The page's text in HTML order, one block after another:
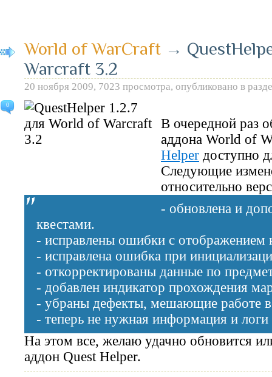
0
World of WarCraft →
Warcraft 3.2
20 ноября 2009, 7023 просмотра, опубликовано в
В очередной раз
аддона World of
Helper доступно
Следующие
относительно
- обновлена и
квестами.
- исправлены ошибки с отображением
- исправлена ошибка при
- откорректированы данные по
- добавлен индикатор прохождения
- убраны дефекты, мешающие работе
- теперь не нужная информация и логи
На этом все, желаю удачно обновится
аддон Quest Helper.